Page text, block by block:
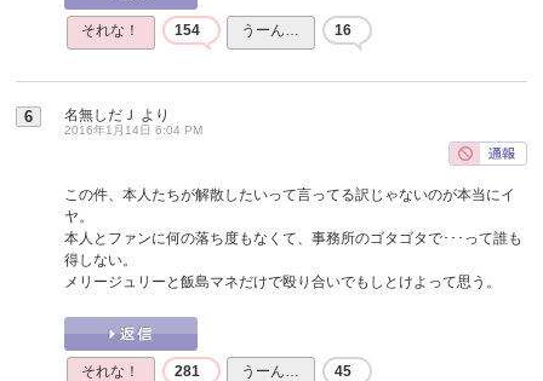
それな！ 154 うーん… 16
6 名無しだＪ より
2016年1月14日 6:04 PM
この件、本人たちが解散したいって言ってる訳じゃないのが本当にイ
ヤ。
本人とファンに何の落ち度もなくて、事務所のゴタゴタで･･･って誰も
得しない。
メリージュリーと飯島マネだけで殴り合いでもしとけよって思う。
それな！ 281 うーん… 45